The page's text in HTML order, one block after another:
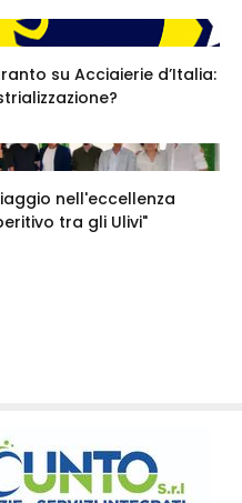
su Acciaierie d’Italia:
nell'eccellenza
tra gli Ulivi"